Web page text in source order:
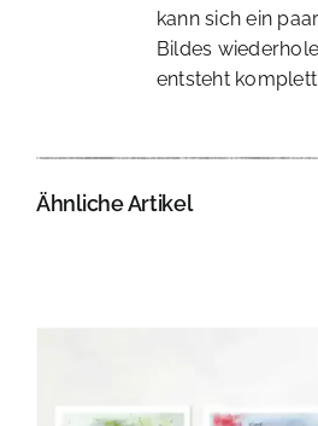
kann sich ein
Bildes
entsteht
Ähnliche Artikel